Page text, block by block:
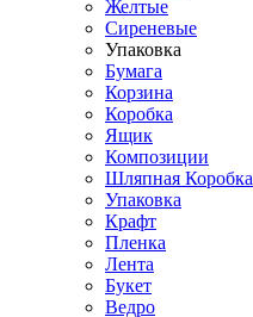
Желтые
Сиреневые
Упаковка
Бумага
Корзина
Коробка
Ящик
Композиции
Шляпная Коробка
Упаковка
Крафт
Пленка
Лента
Букет
Ведро